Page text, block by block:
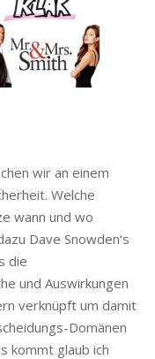
wir an einem
Welche
wann und wo
Dave Snowden‘s
die
und Auswirkungen
verknüpft um damit
Domänen
kommt glaub ich